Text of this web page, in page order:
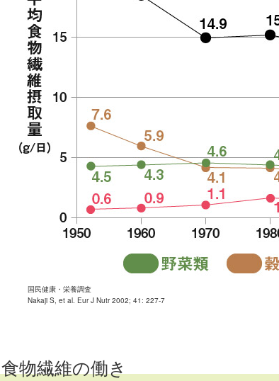
国民健康・栄養調査
Nakaji S, et al. Eur J Nutr 2002; 41: 227-7
食物繊維の働き